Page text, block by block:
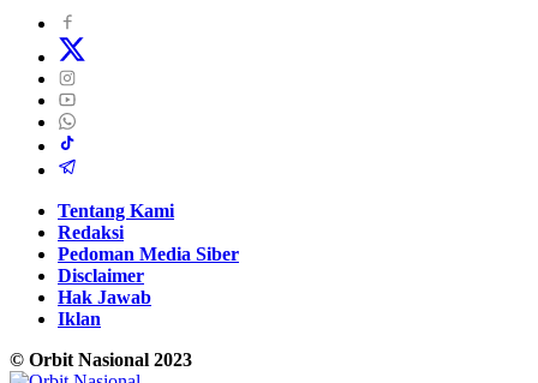
Tentang Kami
Redaksi
Pedoman Media Siber
Disclaimer
Hak Jawab
Iklan
© Orbit Nasional 2023